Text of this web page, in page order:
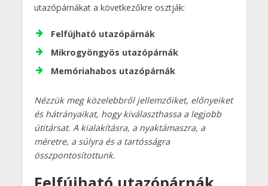
utazópárnákat a következőkre osztják:
Felfújható utazópárnák
Mikrogyöngyös utazópárnák
Memóriahabos utazópárnák
Nézzük meg közelebbről jellemzőiket, előnyeiket
és hátrányaikat, hogy kiválaszthassa a legjobb
útitársat. A kialakításra, a nyaktámaszra, a
méretre, a súlyra és a tartósságra
összpontosítottunk.